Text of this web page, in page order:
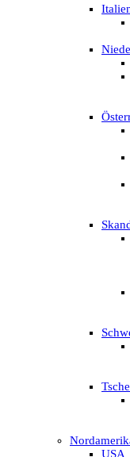
USA